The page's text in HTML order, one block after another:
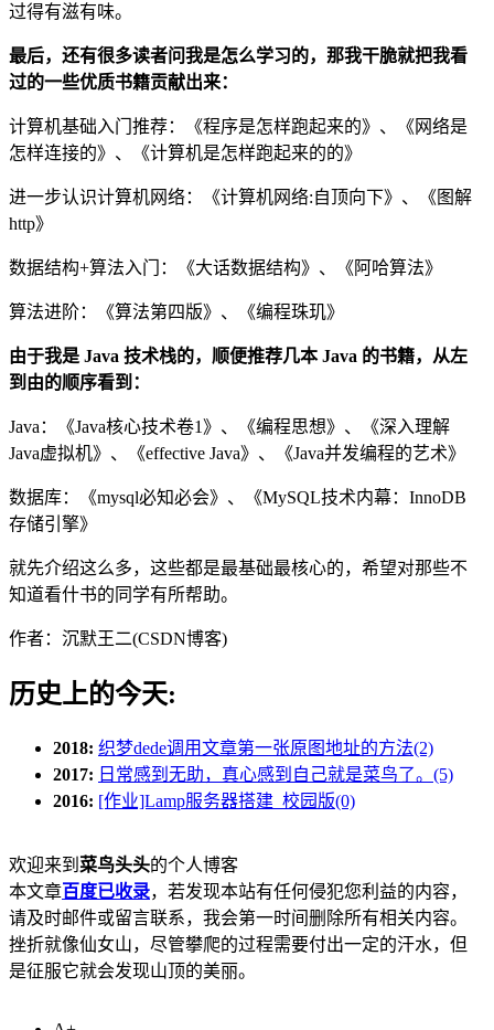
过得有滋有味。
最后，还有很多读者问我是怎么学习的，那我干脆就把我看
过的一些优质书籍贡献出来：
计算机基础入门推荐：《程序是怎样跑起来的》、《网络是
怎样连接的》、《计算机是怎样跑起来的的》
进一步认识计算机网络：《计算机网络:自顶向下》、《图解
http》
数据结构+算法入门：《大话数据结构》、《阿哈算法》
算法进阶：《算法第四版》、《编程珠玑》
由于我是 Java 技术栈的，顺便推荐几本 Java 的书籍，从左
到由的顺序看到：
Java：《Java核心技术卷1》、《编程思想》、《深入理解
Java虚拟机》、《effective Java》、《Java并发编程的艺术》
数据库：《mysql必知必会》、《MySQL技术内幕：InnoDB
存储引擎》
就先介绍这么多，这些都是最基础最核心的，希望对那些不
知道看什书的同学有所帮助。
作者：沉默王二(CSDN博客)
历史上的今天:
2018: 织梦dede调用文章第一张原图地址的方法(2)
2017: 日常感到无助，真心感到自己就是菜鸟了。(5)
2016: [作业]Lamp服务器搭建_校园版(0)
欢迎来到 菜鸟头头的个人博客
本文章百度已收录，若发现本站有任何侵犯您利益的内容，
请及时邮件或留言联系，我会第一时间删除所有相关内容。
挫折就像仙女山，尽管攀爬的过程需要付出一定的汗水，但
是征服它就会发现山顶的美丽。